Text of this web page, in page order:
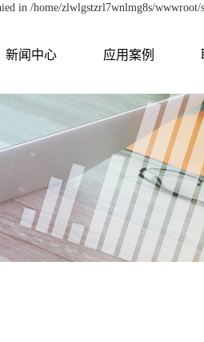
in /home/zlwlgstzrl7wnlmg8s/
新闻中心 应用案例